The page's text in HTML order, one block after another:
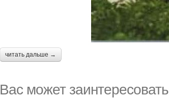
читать дальше →
Вас может заинтересовать